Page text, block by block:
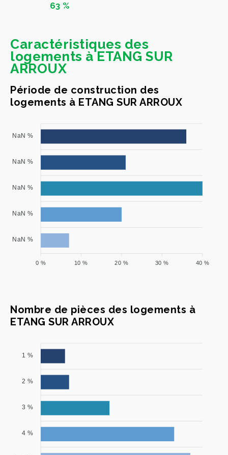
63 %
Caractéristiques des
logements à ETANG SUR
ARROUX
Période de construction des
logements à ETANG SUR ARROUX
NaN %
NaN %
NaN %
NaN %
NaN %
40 %
30 %
20 %
10 %
0 %
Nombre de pièces des logements à
ETANG SUR ARROUX
1 %
2 %
3 %
4 %